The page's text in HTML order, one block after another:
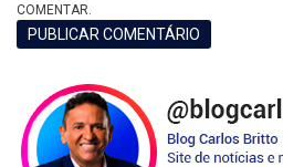
COMENTAR.